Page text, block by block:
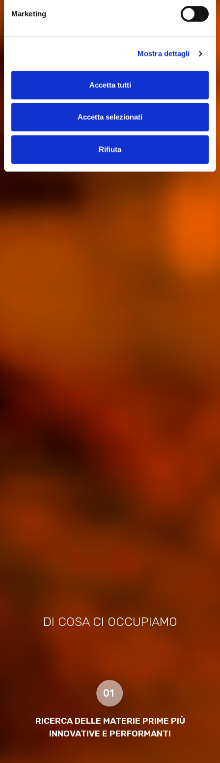
Marketing
Mostra dettagli
Accetta tutti
Accetta selezionati
Rifiuta
DI COSA CI OCCUPIAMO
01
RICERCA DELLE MATERIE PRIME PIÙ
INNOVATIVE E PERFORMANTI